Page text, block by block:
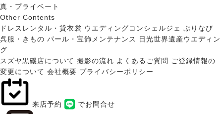
真・プライベート
Other Contents
ドレスレンタル・貸衣裳 ウエディングコンシェルジェ ぷりなび
呉服・きもの パール・宝飾メンテナンス
日光世界遺産ウエディン
グ
スズヤ黒磯店について 撮影の流れ よくあるご質問
ご登録情報の
変更について 会社概要 プライバシーポリシー
来店予約 でお問合せ